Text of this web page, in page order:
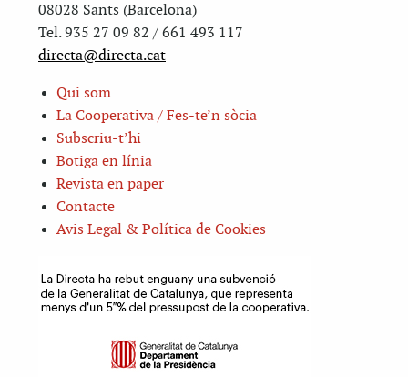
08028 Sants (Barcelona)
Tel. 935 27 09 82 / 661 493 117
directa@directa.cat
Qui som
La Cooperativa / Fes-te’n sòcia
Subscriu-t’hi
Botiga en línia
Revista en paper
Contacte
Avis Legal & Política de Cookies